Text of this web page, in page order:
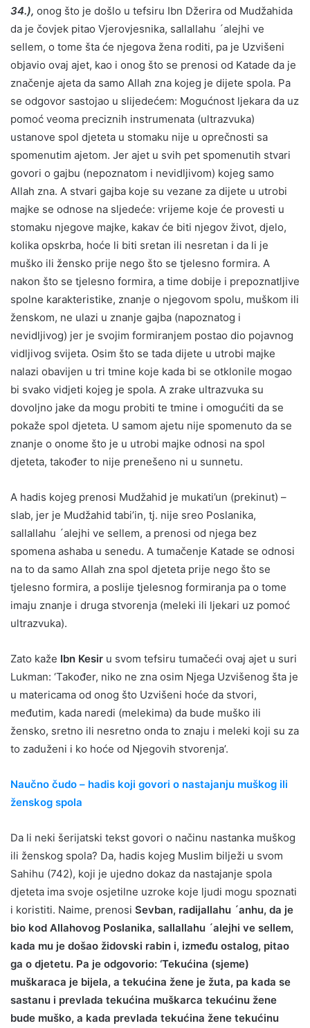
34.), onog što je došlo u tefsiru Ibn Džerira od Mudžahida
da je čovjek pitao Vjerovjesnika, sallallahu ´alejhi ve
sellem, o tome šta će njegova žena roditi, pa je Uzvišeni
objavio ovaj ajet, kao i onog što se prenosi od Katade da je
značenje ajeta da samo Allah zna kojeg je dijete spola. Pa
se odgovor sastojao u slijedećem: Mogućnost ljekara da uz
pomoć veoma preciznih instrumenata (ultrazvuka)
ustanove spol djeteta u stomaku nije u oprečnosti sa
spomenutim ajetom. Jer ajet u svih pet spomenutih stvari
govori o gajbu (nepoznatom i nevidljivom) kojeg samo
Allah zna. A stvari gajba koje su vezane za dijete u utrobi
majke se odnose na sljedeće: vrijeme koje će provesti u
stomaku njegove majke, kakav će biti njegov život, djelo,
kolika opskrba, hoće li biti sretan ili nesretan i da li je
muško ili žensko prije nego što se tjelesno formira. A
nakon što se tjelesno formira, a time dobije i prepoznatljive
spolne karakteristike, znanje o njegovom spolu, muškom ili
ženskom, ne ulazi u znanje gajba (napoznatog i
nevidljivog) jer je svojim formiranjem postao dio pojavnog
vidljivog svijeta. Osim što se tada dijete u utrobi majke
nalazi obavijen u tri tmine koje kada bi se otklonile mogao
bi svako vidjeti kojeg je spola. A zrake ultrazvuka su
dovoljno jake da mogu probiti te tmine i omogućiti da se
pokaže spol djeteta. U samom ajetu nije spomenuto da se
znanje o onome što je u utrobi majke odnosi na spol
djeteta, također to nije prenešeno ni u sunnetu.
A hadis kojeg prenosi Mudžahid je mukati’un (prekinut) –
slab, jer je Mudžahid tabi’in, tj. nije sreo Poslanika,
sallallahu ´alejhi ve sellem, a prenosi od njega bez
spomena ashaba u senedu. A tumačenje Katade se odnosi
na to da samo Allah zna spol djeteta prije nego što se
tjelesno formira, a poslije tjelesnog formiranja pa o tome
imaju znanje i druga stvorenja (meleki ili ljekari uz pomoć
ultrazvuka).
Zato kaže Ibn Kesir u svom tefsiru tumačeći ovaj ajet u suri
Lukman: ‘Također, niko ne zna osim Njega Uzvišenog šta je
u matericama od onog što Uzvišeni hoće da stvori,
međutim, kada naredi (melekima) da bude muško ili
žensko, sretno ili nesretno onda to znaju i meleki koji su za
to zaduženi i ko hoće od Njegovih stvorenja’.
Naučno čudo – hadis koji govori o nastajanju muškog ili
ženskog spola
Da li neki šerijatski tekst govori o načinu nastanka muškog
ili ženskog spola? Da, hadis kojeg Muslim bilježi u svom
Sahihu (742), koji je ujedno dokaz da nastajanje spola
djeteta ima svoje osjetilne uzroke koje ljudi mogu spoznati
i koristiti. Naime, prenosi Sevban, radijallahu ´anhu, da je
bio kod Allahovog Poslanika, sallallahu ´alejhi ve sellem,
kada mu je došao židovski rabin i, između ostalog, pitao
ga o djetetu. Pa je odgovorio: ‘Tekućina (sjeme)
muškaraca je bijela, a tekućina žene je žuta, pa kada se
sastanu i prevlada tekućina muškarca tekućinu žene
bude muško, a kada prevlada tekućina žene tekućinu